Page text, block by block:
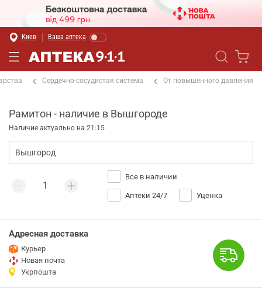
Киев Ваша аптека
Сердечно-сосудистая система От повышенного давления
Рамитон - наличие в Вышгороде
Наличие актуально на 21:15
Все в наличии
Аптеки 24/7 Уценка
Адресная доставка
Курьер
Новая почта
Укрпошта